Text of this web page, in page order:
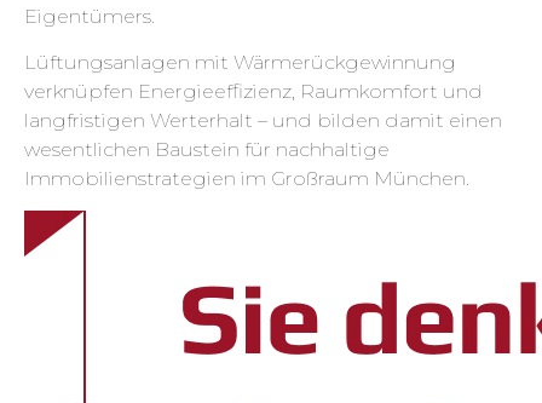
Eigentümers.
Lüftungsanlagen mit Wärmerückgewinnung
verknüpfen Energieeffizienz, Raumkomfort und
langfristigen Werterhalt – und bilden damit einen
wesentlichen Baustein für nachhaltige
Immobilienstrategien im Großraum München.